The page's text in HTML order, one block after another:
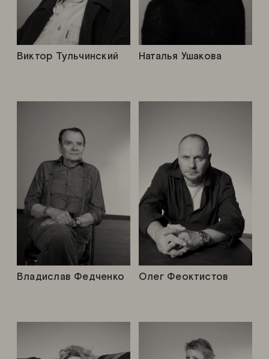
Олег Феоктистов
Виктор Тульчинский Наталья Ушакова
Владислав Федченко